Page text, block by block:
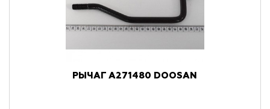
РЫЧАГ A271480 DOOSAN